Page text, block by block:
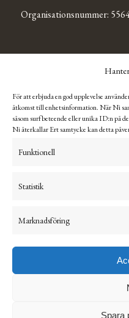
För att erbjuda en god upplevelse
åtkomst till enhetsinformation. När Ni
såsom surfbeteende eller unika ID:n på
Ni återkallar Ert samtycke kan detta
Funktionell
Statistik
Marknadsföring
Spara
Organisationsnummer:
aktuella öppettider.
Ångra & returnera
Visselblåsning